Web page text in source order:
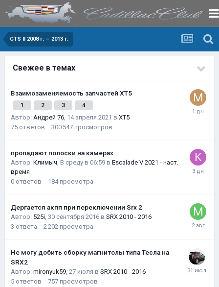
CTS II 2008 г. — 2013 г.
Свежее в темах
Взаимозаменяемость запчастей XT5
1 2 3 4
Автор: Андрей 76, 14 апреля 2021 в XT5
75 ответов 300 547 просмотров
пропадают полоски на камерах
Автор: Климыч, В среду в 06:59 в Escalade V 2021 - наст.
время
0 ответов 184 просмотра
Дергается акпп при переключении Srx 2
Автор: 525i, 30 сентября 2016 в SRX 2010 - 2016
3 ответа 2 202 просмотра
Не могу добить сборку магнитолы типа Тесла на
SRX2
Автор: mironyuk59, 27 июля в SRX 2010 - 2016
5 ответов 757 просмотров